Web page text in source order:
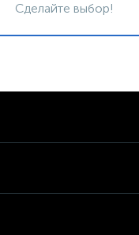
Сделайте выбор!